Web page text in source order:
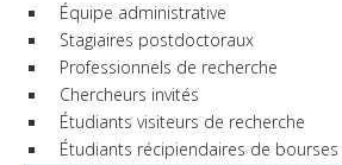
Équipe administrative
Stagiaires postdoctoraux
Professionnels de recherche
Chercheurs invités
Étudiants visiteurs de recherche
Étudiants récipiendaires de bourses